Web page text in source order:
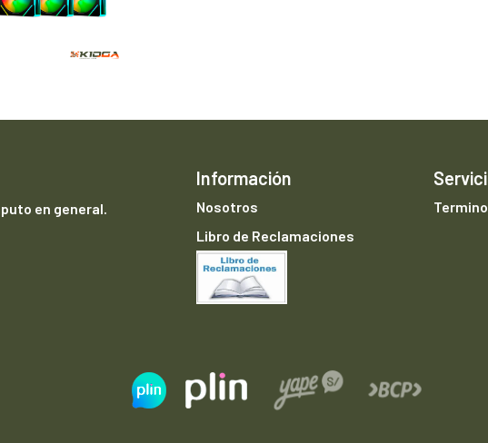
en general.
Información
Nosotros
Libro de Reclamaciones